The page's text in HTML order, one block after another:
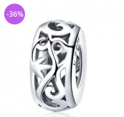
-36%